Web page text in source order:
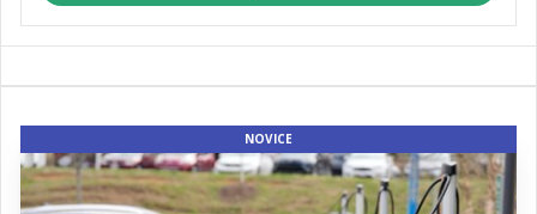
NOVICE